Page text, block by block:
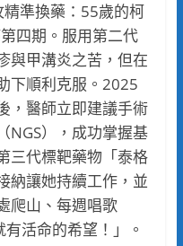
準換藥：55歲的柯
四期。服用第二代
與甲溝炎之苦，但在
下順利克服。2025
，醫師立即建議手術
NGS），成功掌握基
三代標靶藥物「泰格
納讓她持續工作，並
爬山、每週唱歌
活命的希望！」。